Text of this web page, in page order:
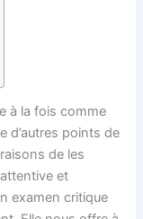
à la fois comme
d’autres points de
de les
et
examen critique